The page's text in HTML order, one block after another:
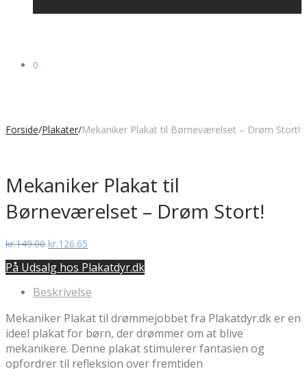
0
Forside/Plakater/Mekaniker Plakat til Børneværelset – Drøm Stort!
Mekaniker Plakat til
Børneværelset – Drøm Stort!
kr.149.00 Den
pris
kr.149.00.
kr.126.65
pris
kr.126.65.
På Udsalg hos Plakatdyr.dk
Beskrivelse
Mekaniker Plakat til drømmejobbet fra Plakatdyr.dk er en
ideel plakat for børn, der drømmer om at blive
mekanikere. Denne plakat stimulerer fantasien og
opfordrer til refleksion over fremtiden